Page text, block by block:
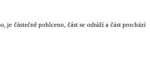
částečně pohlceno, část se odráží a část prochází